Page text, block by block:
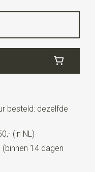
besteld: dezelfde
(in NL)
14 dagen